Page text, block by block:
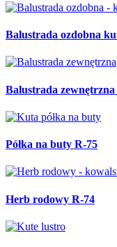
Balustrada ozdobna
Balustrada zewnętrzna
Półka na buty R-75
Herb rodowy R-74